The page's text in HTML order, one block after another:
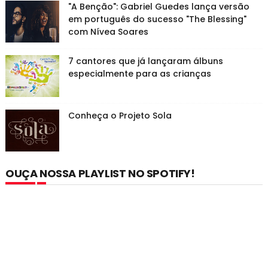
"A Benção": Gabriel Guedes lança versão
em português do sucesso "The Blessing"
com Nívea Soares
7 cantores que já lançaram álbuns
especialmente para as crianças
Conheça o Projeto Sola
OUÇA NOSSA PLAYLIST NO SPOTIFY!